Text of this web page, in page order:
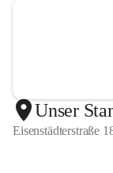
Unser
Eisenstädterstraße